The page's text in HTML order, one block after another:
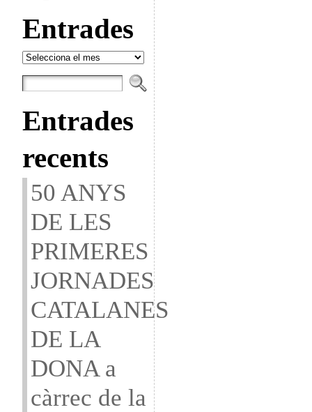
Entrades
Entrades
Entrades
recents
50 ANYS
DE LES
PRIMERES
JORNADES
CATALANES
DE LA
DONA a
càrrec de la